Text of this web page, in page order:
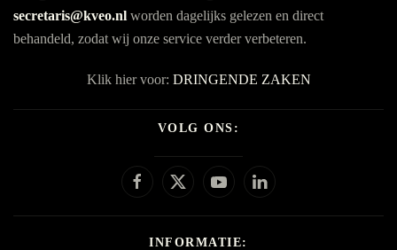
secretaris@kveo.nl worden dagelijks gelezen en direct
behandeld, zodat wij onze service verder verbeteren.
Klik hier voor: DRINGENDE ZAKEN
VOLG ONS:
INFORMATIE: